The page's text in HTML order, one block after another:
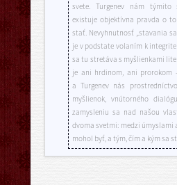
svete. Turgenev nám týmito
existuje objektívna pravda o
stať. Nevyhnutnosť „stavania
je v podstate volaním k
sa tu stretáva s myšlienkami
je ani hrdinom, ani prorokom
a Turgenev nás
myšlienok, vnútorného
zamysleniu sa nad našou
dvoma svetmi: medzi úmyslami
mohol byť, a tým, čím a kým sa